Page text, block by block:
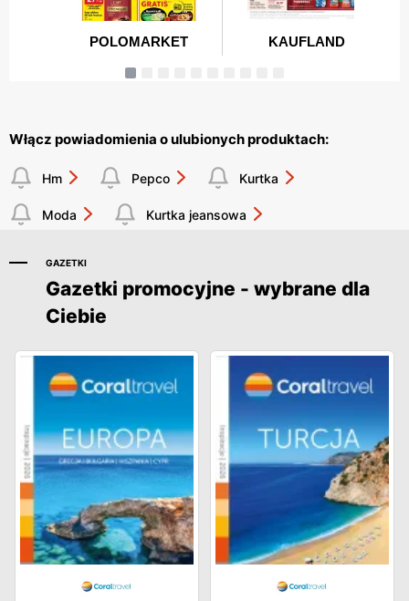
Włącz powiadomienia o ulubionych produktach:
Hm Pepco Kurtka
Moda Kurtka jeansowa
GAZETKI
Gazetki promocyjne - wybrane dla
Ciebie